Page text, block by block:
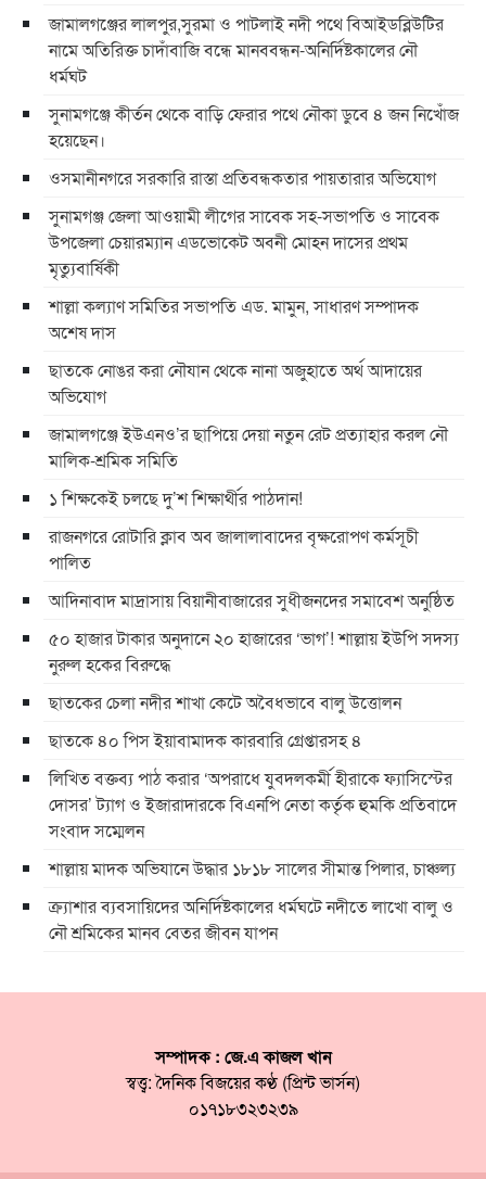
জামালগঞ্জের লালপুর,সুরমা ও পাটলাই নদী পথে বিআইডব্লিউটির
নামে অতিরিক্ত চাদাঁবাজি বন্ধে মানববন্ধন-অনির্দিষ্টকালের নৌ
ধর্মঘট
সুনামগঞ্জে কীর্তন থেকে বাড়ি ফেরার পথে নৌকা ডুবে ৪ জন নিখোঁজ
হয়েছেন।
ওসমানীনগরে সরকারি রাস্তা প্রতিবন্ধকতার পায়তারার অভিযোগ
সুনামগঞ্জ জেলা আওয়ামী লীগের সাবেক সহ-সভাপতি ও সাবেক
উপজেলা চেয়ারম্যান এডভোকেট অবনী মোহন দাসের প্রথম
মৃত্যুবার্ষিকী
শাল্লা কল্যাণ সমিতির সভাপতি এড. মামুন, সাধারণ সম্পাদক
অশেষ দাস
ছাতকে নোঙর করা নৌযান থেকে নানা অজুহাতে অর্থ আদায়ের
অভিযোগ
জামালগঞ্জে ইউএনও’র ছাপিয়ে দেয়া নতুন রেট প্রত্যাহার করল নৌ
মালিক-শ্রমিক সমিতি
১ শিক্ষকেই চলছে দু’শ শিক্ষার্থীর পাঠদান!
রাজনগরে রোটারি ক্লাব অব জালালাবাদের বৃক্ষরোপণ কর্মসূচী
পালিত
আদিনাবাদ মাদ্রাসায় বিয়ানীবাজারের সুধীজনদের সমাবেশ অনুষ্ঠিত
৫০ হাজার টাকার অনুদানে ২০ হাজারের ‘ভাগ’! শাল্লায় ইউপি সদস্য
নুরুল হকের বিরুদ্ধে
ছাতকের চেলা নদীর শাখা কেটে অবৈধভাবে বালু উত্তোলন
ছাতকে ৪০ পিস ইয়াবামাদক কারবারি গ্রেপ্তারসহ ৪
লিখিত বক্তব্য পাঠ করার ‘অপরাধে যুবদলকর্মী হীরাকে ফ্যাসিস্টের
দোসর’ ট্যাগ ও ইজারাদারকে বিএনপি নেতা কর্তৃক হুমকি প্রতিবাদে
সংবাদ সম্মেলন
শাল্লায় মাদক অভিযানে উদ্ধার ১৮১৮ সালের সীমান্ত পিলার, চাঞ্চল্য
ক্র্যাশার ব্যবসায়িদের অনির্দিষ্টকালের ধর্মঘটে নদীতে লাখো বালু ও
নৌ শ্রমিকের মানব বেতর জীবন যাপন
সম্পাদক : জে.এ কাজল খান
স্বত্ত্ব: দৈনিক বিজয়ের কণ্ঠ (প্রিন্ট ভার্সন)
০১৭১৮৩২৩২৩৯